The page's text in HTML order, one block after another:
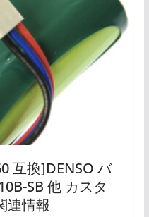
互換]DENSO バ
SB 他 カスタ
連情報